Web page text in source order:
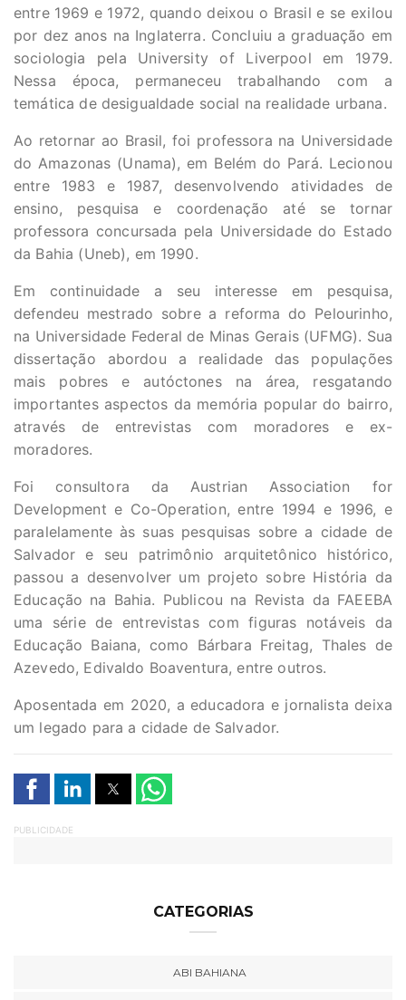
entre 1969 e 1972, quando deixou o Brasil e se exilou
por dez anos na Inglaterra. Concluiu a graduação em
sociologia pela University of Liverpool em 1979.
Nessa época, permaneceu trabalhando com a
temática de desigualdade social na realidade urbana.
Ao retornar ao Brasil, foi professora na Universidade
do Amazonas (Unama), em Belém do Pará. Lecionou
entre 1983 e 1987, desenvolvendo atividades de
ensino, pesquisa e coordenação até se tornar
professora concursada pela Universidade do Estado
da Bahia (Uneb), em 1990.
Em continuidade a seu interesse em pesquisa,
defendeu mestrado sobre a reforma do Pelourinho,
na Universidade Federal de Minas Gerais (UFMG). Sua
dissertação abordou a realidade das populações
mais pobres e autóctones na área, resgatando
importantes aspectos da memória popular do bairro,
através de entrevistas com moradores e ex-
moradores.
Foi consultora da Austrian Association for
Development e Co-Operation, entre 1994 e 1996, e
paralelamente às suas pesquisas sobre a cidade de
Salvador e seu patrimônio arquitetônico histórico,
passou a desenvolver um projeto sobre História da
Educação na Bahia. Publicou na Revista da FAEEBA
uma série de entrevistas com figuras notáveis da
Educação Baiana, como Bárbara Freitag, Thales de
Azevedo, Edivaldo Boaventura, entre outros.
Aposentada em 2020, a educadora e jornalista deixa
um legado para a cidade de Salvador.
PUBLICIDADE
CATEGORIAS
ABI BAHIANA